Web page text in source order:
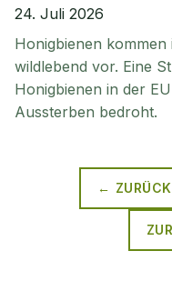
24. Juli 2026
Honigbienen
wildlebend vor. Eine
Honigbienen in der
Aussterben bedroht.
←